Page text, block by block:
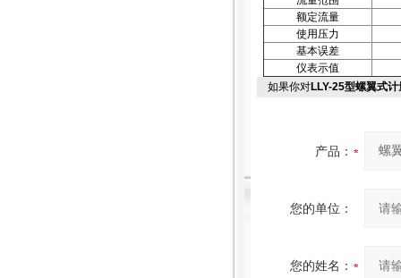
额定流量
使用压力
基本误差
仪表示值
如果你对LLY-25型螺翼式
产品：
您的单位：
您的姓名：